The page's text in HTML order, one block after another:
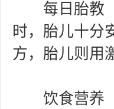
每日胎教
时，胎儿十分
方，胎儿则用
饮食营养